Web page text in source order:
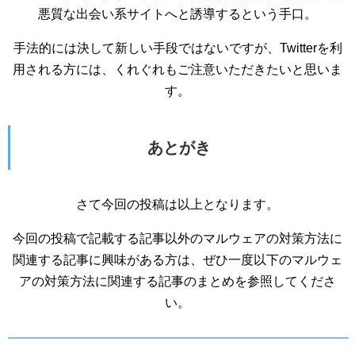
悪質な出会い系サイトへと誘導するという手口。
手法的には決して新しい手段ではないですが、Twitterを利
用される方には、くれぐれもご注意いただきたいと思いま
す。
あとがき
さて今回の投稿は以上となります。
今回の投稿で記載する記事以外のマルウェアの対策方法に
関連する記事に興味がある方は、ぜひ一度以下のマルウェ
アの対策方法に関連する記事のまとめを参照してくださ
い。